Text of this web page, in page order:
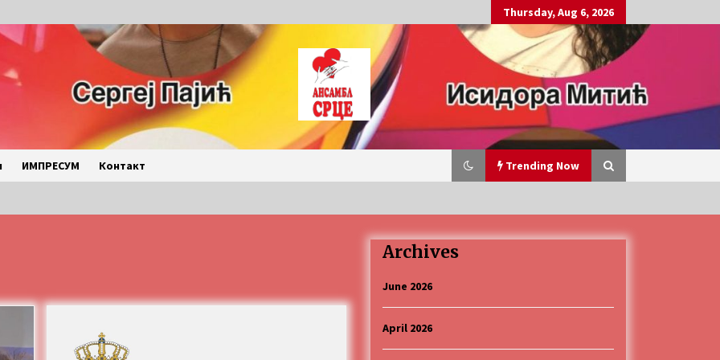
Thursday, Aug 6, 2026
ИМПРЕСУМ Контакт Trending Now
„Караван безбедности саобраћаја
Archives
June 2026
April 2026